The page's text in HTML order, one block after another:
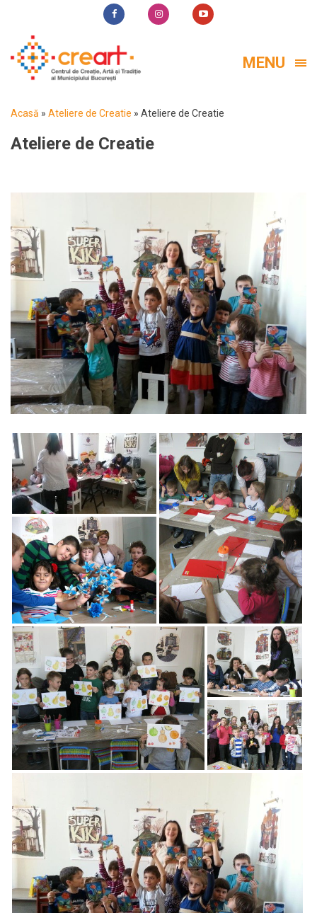
MENU
Acasă » Ateliere de Creatie » Ateliere de Creatie
Ateliere de Creatie